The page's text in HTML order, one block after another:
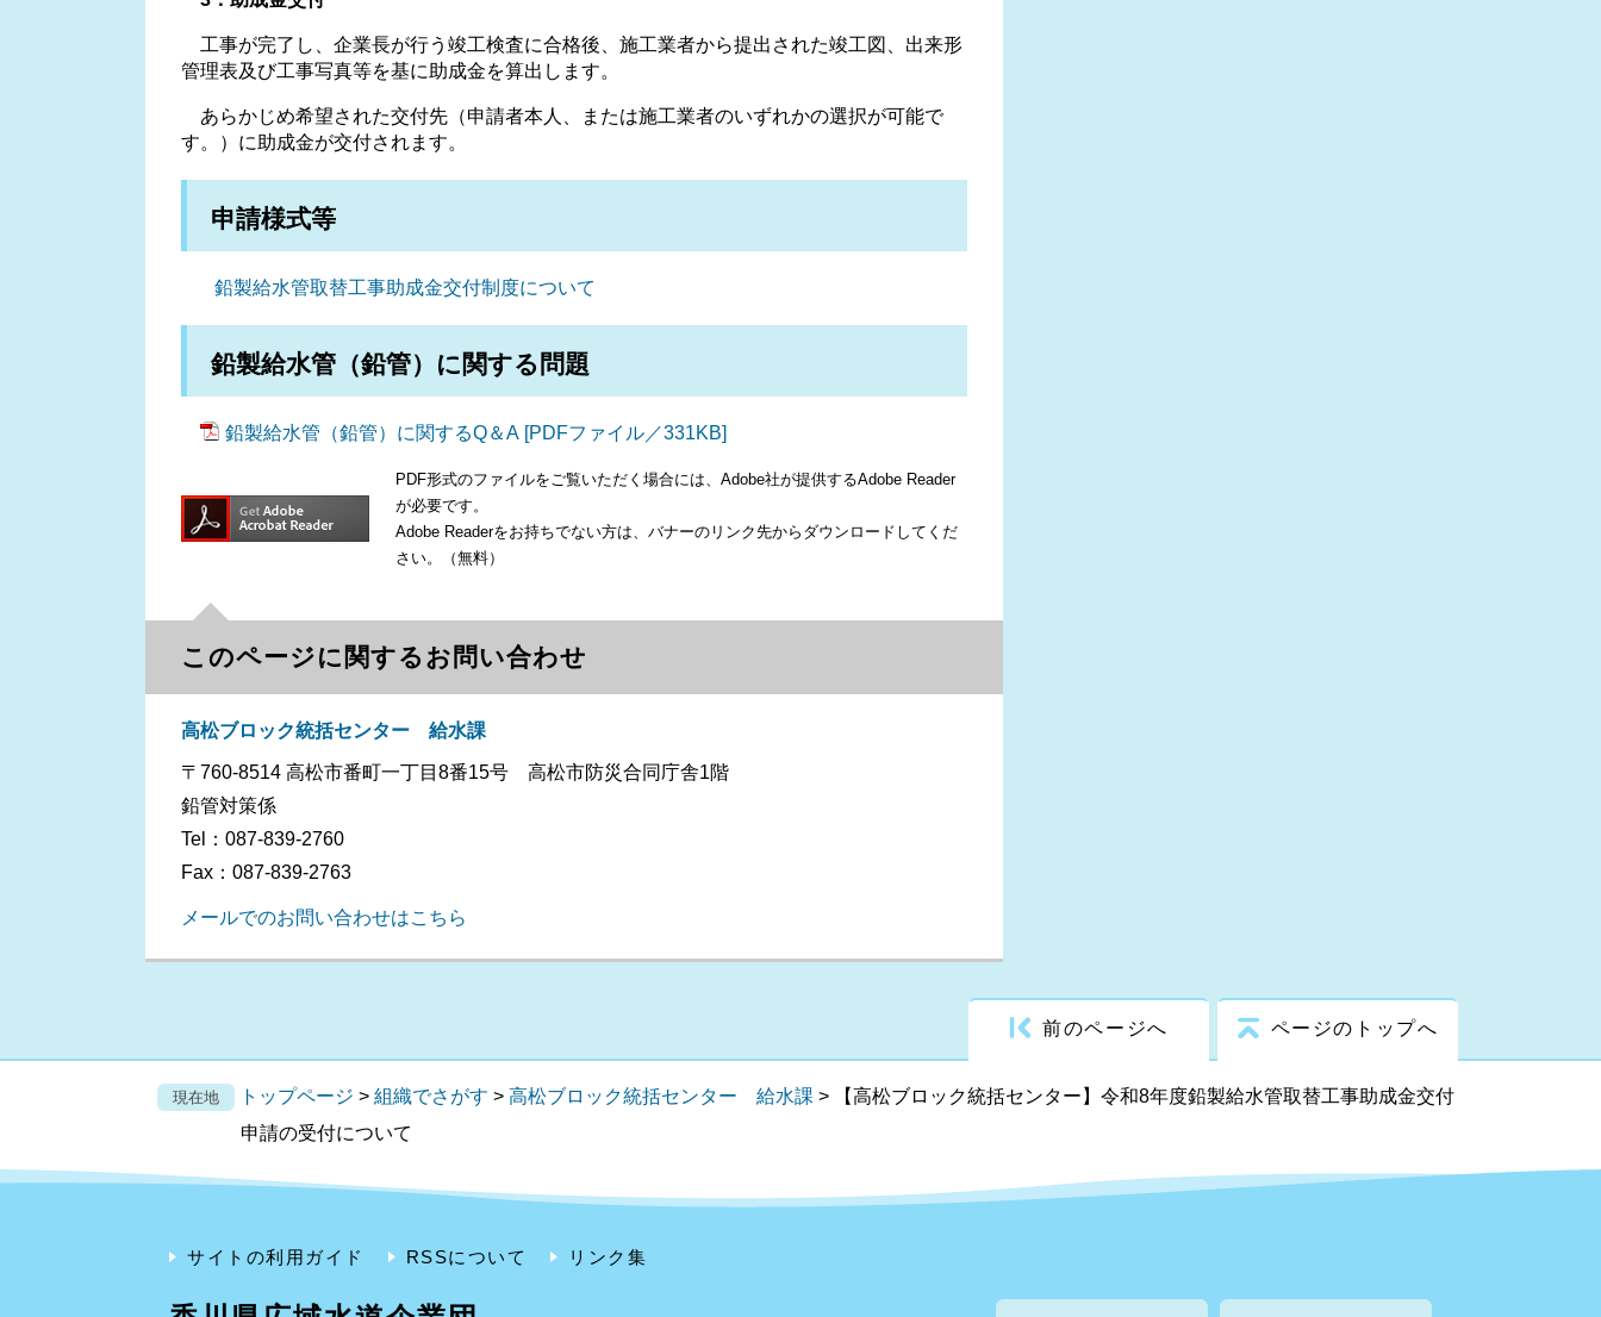
工事が完了し、企業長が行う竣工検査に合格後、施工業者から提出された竣工図、出来形
管理表及び工事写真等を基に助成金を算出します。
あらかじめ希望された交付先（申請者本人、または施工業者のいずれかの選択が可能で
す。）に助成金が交付されます。
申請様式等
鉛製給水管取替工事助成金交付制度について
鉛製給水管（鉛管）に関する問題
鉛製給水管（鉛管）に関するQ＆A [PDFファイル／331KB]
PDF形式のファイルをご覧いただく場合には、Adobe社が提供するAdobe Reader
が必要です。
Adobe Readerをお持ちでない方は、バナーのリンク先からダウンロードしてくだ
さい。（無料）
このページに関するお問い合わせ
高松ブロック統括センター 給水課
〒760-8514 高松市番町一丁目8番15号 高松市防災合同庁舎1階
鉛管対策係
Tel：087-839-2760
Fax：087-839-2763
メールでのお問い合わせはこちら
前のページへ ページのトップへ
現在地 トップページ > 組織でさがす > 高松ブロック統括センター 給水課 >
【高松ブロック統括センター】令和8年度鉛製給水管取替工事助成金交付
申請の受付について
サイトの利用ガイド RSSについて リンク集